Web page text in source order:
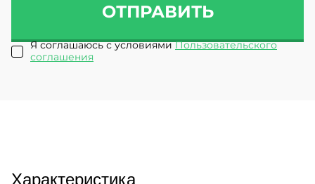
ОТПРАВИТЬ
Я соглашаюсь с условиямиПользовательского
соглашения
Характеристика